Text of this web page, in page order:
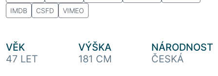
IMDB
CSFD VIMEO
VĚK
47 LET
VÝŠKA
181 CM
NÁRODNOST
ČESKÁ